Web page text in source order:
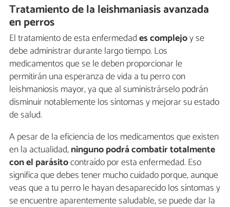
Tratamiento de la leishmaniasis avanzada
en perros
El tratamiento de esta enfermedades complejoy se
debe administrar durante largo tiempo. Los
medicamentos que se le deben proporcionar le
permitirán una esperanza de vida a tu perro con
leishmaniosis mayor, ya que al suministrárselo podrán
disminuir notablemente los síntomas y mejorar su estado
de salud.
A pesar de la eficiencia de los medicamentos que existen
en la actualidad,ninguno podrá combatir totalmente
con el parásitocontraído por esta enfermedad. Eso
significa que debes tener mucho cuidado porque, aunque
veas que a tu perro le hayan desaparecido los síntomas y
se encuentre aparentemente saludable, se puede dar la